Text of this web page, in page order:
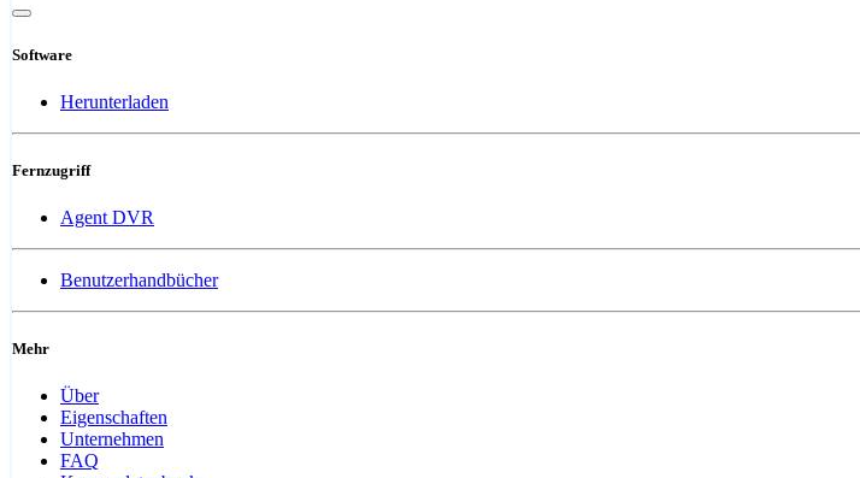
Software
Herunterladen
Fernzugriff
Agent DVR
Benutzerhandbücher
Mehr
Über
Eigenschaften
Unternehmen
FAQ